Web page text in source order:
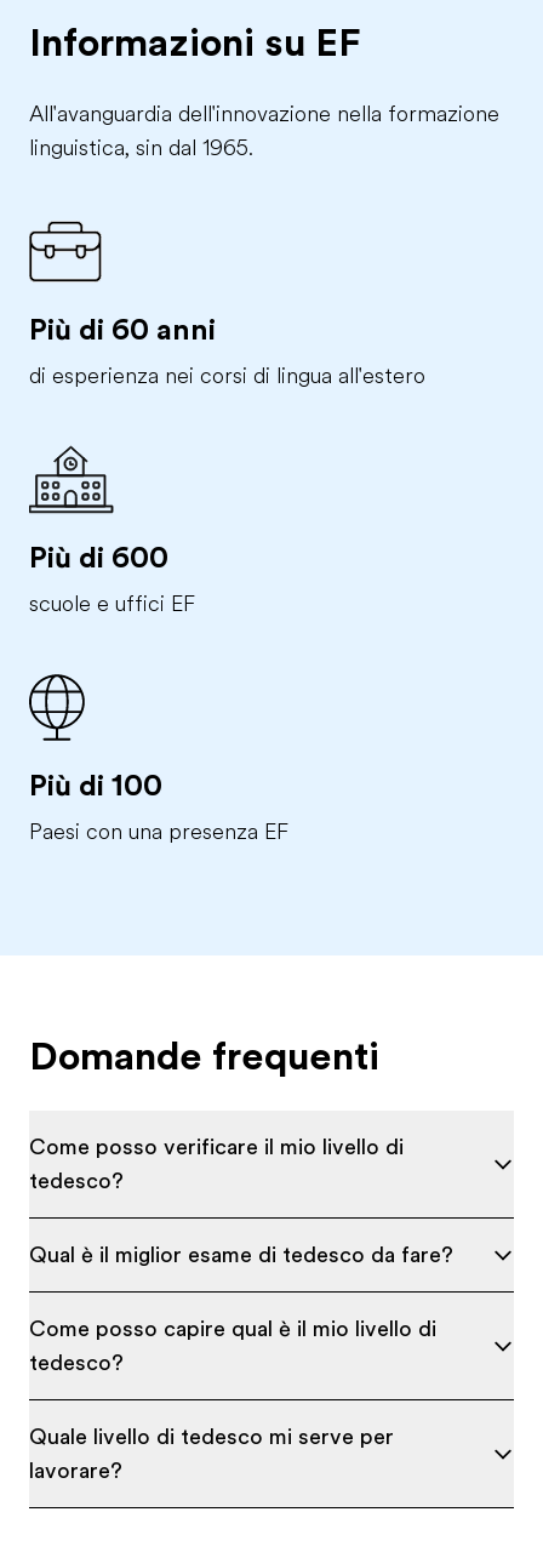
Informazioni su EF
All'avanguardia dell'innovazione nella formazione
linguistica, sin dal 1965.
Più di 60 anni
di esperienza nei corsi di lingua all'estero
Più di 600
scuole e uffici EF
Più di 100
Paesi con una presenza EF
Domande frequenti
Come posso verificare il mio livello di
tedesco?
Qual è il miglior esame di tedesco da fare?
Come posso capire qual è il mio livello di
tedesco?
Quale livello di tedesco mi serve per
lavorare?